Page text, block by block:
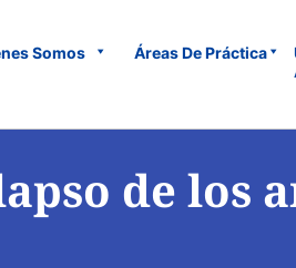
Somos Áreas De Práctica
de los